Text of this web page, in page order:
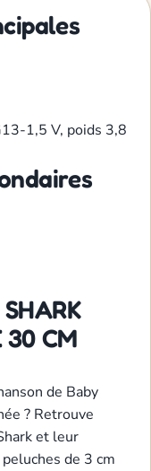
1,5 V, poids 3,8
30 CM
de Baby
? Retrouve
et leur
de 3 cm